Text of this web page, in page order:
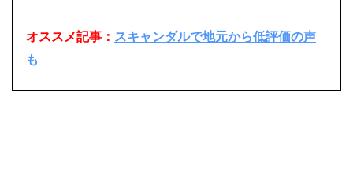
オススメ記事： スキャンダルで地元から低評価の声
も